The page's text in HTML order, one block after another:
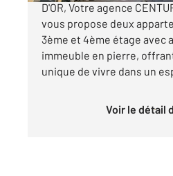
D'OR, Votre agence
vous propose deux
3ème et 4ème étage avec
immeuble en pierre,
unique de vivre dans un
Voir le détail